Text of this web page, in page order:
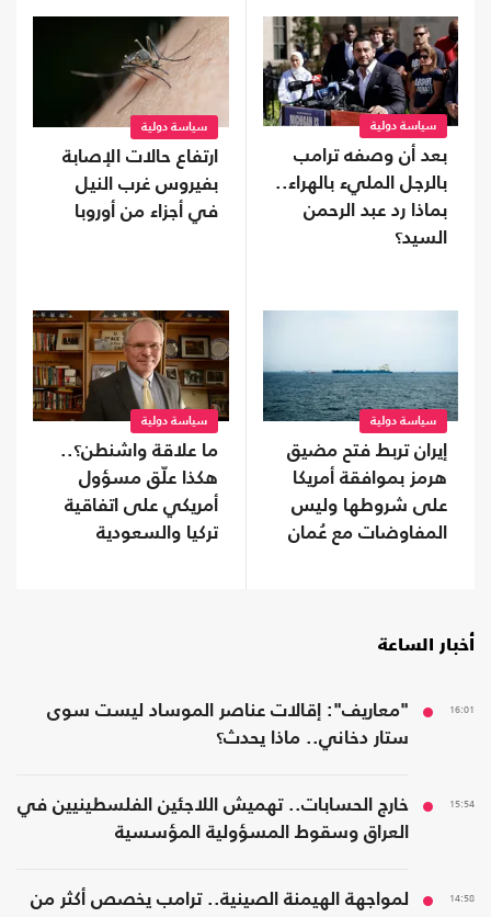
سياسة دولية
بعد أن وصفه ترامب
بالرجل المليء بالهراء..
بماذا رد عبد الرحمن
السيد؟
سياسة دولية
ارتفاع حالات الإصابة
بفيروس غرب النيل
في أجزاء من أوروبا
سياسة دولية
إيران تربط فتح مضيق
هرمز بموافقة أمريكا
على شروطها وليس
المفاوضات مع عُمان
سياسة دولية
ما علاقة واشنطن؟..
هكذا علّق مسؤول
أمريكي على اتفاقية
تركيا والسعودية
أخبار الساعة
16:01
"معاريف": إقالات عناصر الموساد ليست سوى
ستار دخاني.. ماذا يحدث؟
15:54
خارج الحسابات.. تهميش اللاجئين الفلسطينيين في
العراق وسقوط المسؤولية المؤسسية
14:58
لمواجهة الهيمنة الصينية.. ترامب يخصص أكثر من